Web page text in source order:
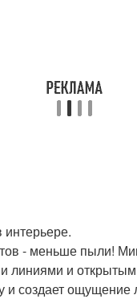
- меньше пыли!
линиями и
и создает ощущение